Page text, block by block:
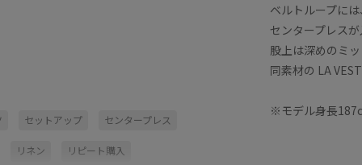
セットアップ センタープレス
リネン リピート購入
ベルトループに
センタープレス
股上は深めのミ
同素材の LA
※モデル身長